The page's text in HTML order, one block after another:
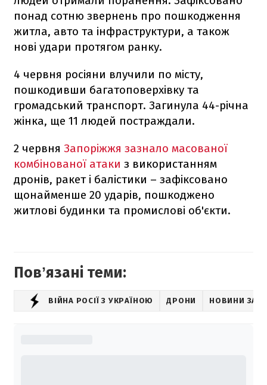
понад сотню звернень про пошкодження
житла, авто та інфраструктури, а також
нові удари протягом ранку.
4 червня росіяни влучили по місту,
пошкодивши багатоповерхівку та
громадський транспорт. Загинула 44-річна
жінка, ще 11 людей постраждали.
2 червня Запоріжжя зазнало масованої
комбінованої атаки з використанням
дронів, ракет і балістики – зафіксовано
щонайменше 20 ударів, пошкоджено
житлові будинки та промислові об'єкти.
Повʼязані теми:
ВІЙНА РОСІЇ З УКРАЇНОЮ ДРОНИ НОВИНИ